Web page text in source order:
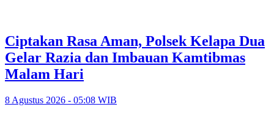
Ciptakan Rasa Aman, Polsek Kelapa Dua
Gelar Razia dan Imbauan Kamtibmas
Malam Hari
8 Agustus 2026 - 05:08 WIB